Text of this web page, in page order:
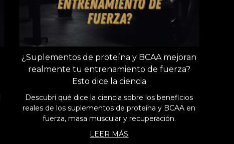
¿Suplementos de proteína y BCAA mejoran
realmente tu entrenamiento de fuerza?
Esto dice la ciencia
Descubrí qué dice la ciencia sobre los beneficios
reales de los suplementos de proteína y BCAA en
fuerza, masa muscular y recuperación.
LEER MÁS